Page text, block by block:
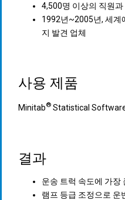
4,500명 이상의 직원과
1992년~2005년, 세계
지 발견 업체
사용 제품
Minitab® Statistical
결과
운송 트럭 속도에 가장
램프 등급 조정으로 운